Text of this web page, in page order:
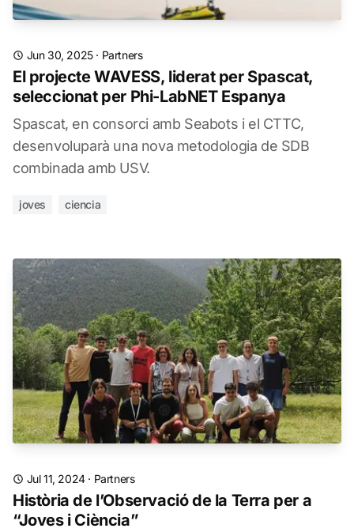
Jun 30, 2025· Partners
El projecte WAVESS, liderat per Spascat,
seleccionat per Phi-LabNET Espanya
Spascat, en consorci amb Seabots i el CTTC,
desenvoluparà una nova metodologia de SDB
combinada amb USV.
joves ciencia
Jul 11, 2024· Partners
Història de l’Observació de la Terra per a
“Joves i Ciència”